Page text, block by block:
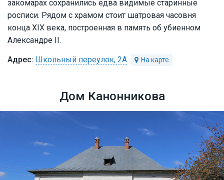
закомарах сохранились едва видимые старинные
росписи. Рядом с храмом стоит шатровая часовня
конца XIX века, построенная в память об убиенном
Александре II.
Школьный переулок, 2А
Дом Канонникова